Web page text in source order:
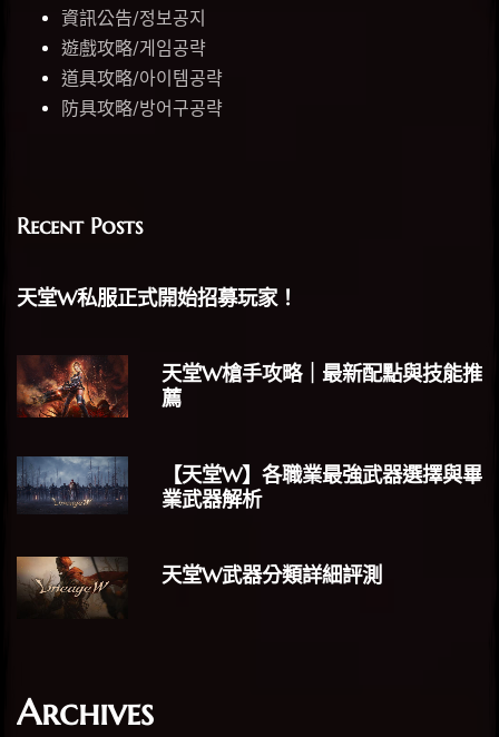
資訊公告/정보공지
遊戲攻略/게임공략
道具攻略/아이템공략
防具攻略/방어구공략
Recent Posts
天堂W私服正式開始招募玩家！
天堂W槍手攻略｜最新配點與技能推
薦
【天堂W】各職業最強武器選擇與畢
業武器解析
天堂W武器分類詳細評測
Archives